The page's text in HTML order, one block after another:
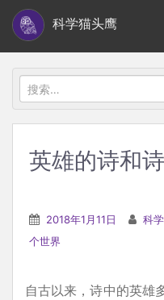
i
科学猫头鹰
搜
索：
英雄的诗和
2018年1月11日 科
个世界
自古以来，诗中的英雄